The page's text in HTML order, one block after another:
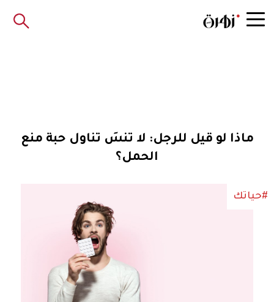
ماذا لو قيل للرجل: لا تنسَ تناول حبة منع
الحمل؟
#حياتك